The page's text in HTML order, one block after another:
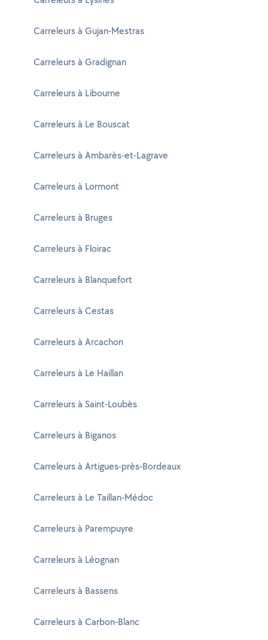
Carreleurs à Gujan-Mestras
Carreleurs à Gradignan
Carreleurs à Libourne
Carreleurs à Le Bouscat
Carreleurs à Ambarès-et-Lagrave
Carreleurs à Lormont
Carreleurs à Bruges
Carreleurs à Floirac
Carreleurs à Blanquefort
Carreleurs à Cestas
Carreleurs à Arcachon
Carreleurs à Le Haillan
Carreleurs à Saint-Loubès
Carreleurs à Biganos
Carreleurs à Artigues-près-Bordeaux
Carreleurs à Le Taillan-Médoc
Carreleurs à Parempuyre
Carreleurs à Léognan
Carreleurs à Bassens
Carreleurs à Carbon-Blanc